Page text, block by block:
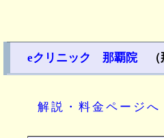
eクリニック 那覇院（
解説・料金ページへ